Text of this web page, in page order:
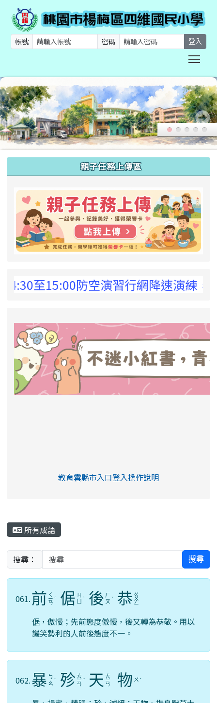
帳號 密碼 登入
親子任務上傳區
至15:00防空演習行網降速演練，請預
link to https://eliteracy.edu.tw/Shorts/
教育雲縣市入口登入操作說明
所有成語
搜尋： 搜尋
061.前 ㄑ
ㄧ
ㄢ
ˊ 倨 ㄐ
ˋ 後 ㄏ
ㄡ ˋ 恭 ㄍ
ㄨ
ㄥ
倨，傲慢；先前態度傲慢，後又轉為恭敬。用以
譏笑勢利的人前後態度不一。
062.暴 ㄅ
ㄠ ˋ 殄 ㄊ
ㄧ
ㄢ
ˇ 天 ㄊ
ㄧ
ㄢ 物 ㄨ ˋ